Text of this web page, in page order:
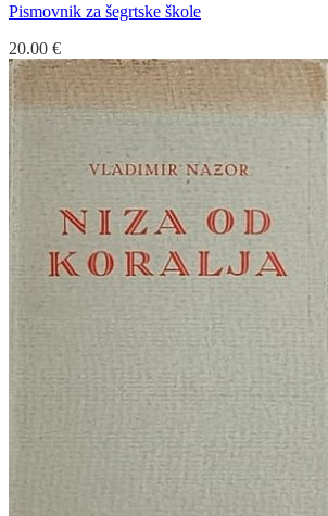
Pismovnik za šegrtske škole
20.00 €